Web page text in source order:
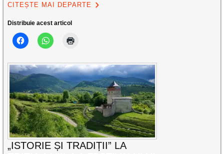
CITEȘTE MAI DEPARTE
Distribuie acest articol
„ISTORIE ȘI TRADIȚII” LA